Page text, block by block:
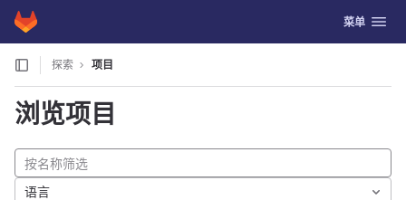
Skip to content
GitLab 切换导航
菜单
探索 项目
浏览项目
语言